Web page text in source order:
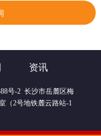
资讯
号-2长沙市岳麓区梅
（2号地铁麓云路站-1